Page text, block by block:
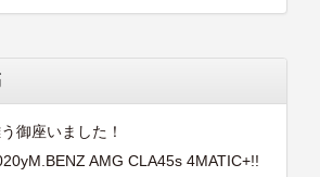
御座いました！
AMG CLA45s 4MATIC+!!